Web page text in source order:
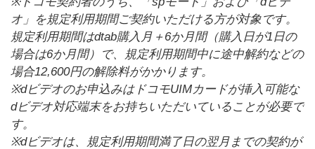
オ」を規定利用期間ご契約いただける方が対象です。
規定利用期間はdtab購入月＋6か月間（購入日が1日の
場合は6か月間）で、規定利用期間中に途中解約などの
場合12,600円の解除料がかかります。
※dビデオのお申込みはドコモUIMカードが挿入可能な
dビデオ対応端末をお持ちいただいていることが必要で
す。
※dビデオは、規定利用期間満了日の翌月までの契約が